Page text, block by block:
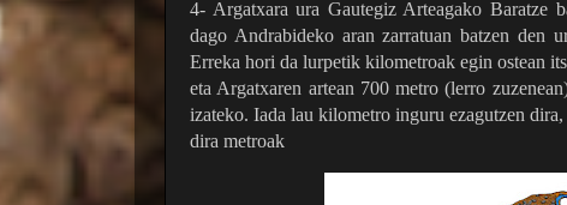
4- Argatxara ura Gautegiz Arteagako Baratze
dago Andrabideko aran zarratuan batzen den
Erreka hori da lurpetik kilometroak egin ostean
eta Argatxaren artean 700 metro (lerro
izateko. Iada lau kilometro inguru ezagutzen
dira metroak